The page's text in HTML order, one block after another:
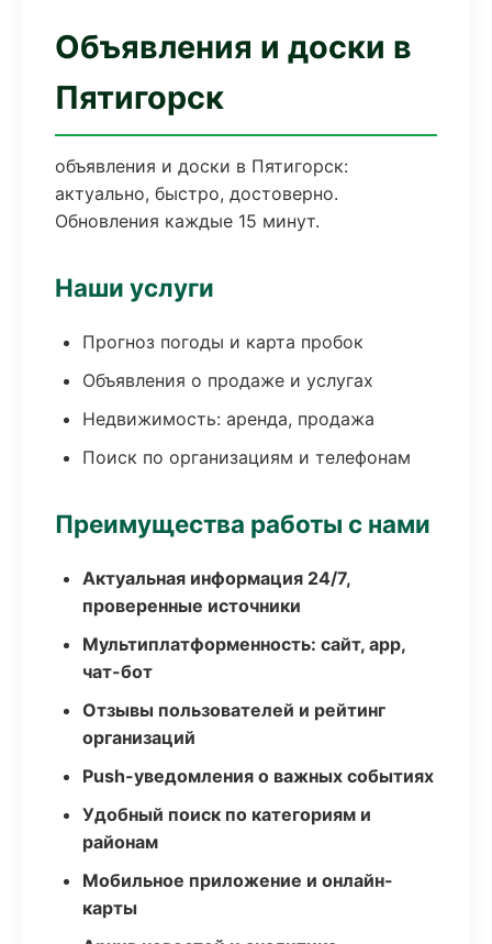
Объявления и доски в
Пятигорск
объявления и доски в Пятигорск:
актуально, быстро, достоверно.
Обновления каждые 15 минут.
Наши услуги
Прогноз погоды и карта пробок
Объявления о продаже и услугах
Недвижимость: аренда, продажа
Поиск по организациям и телефонам
Преимущества работы с нами
Актуальная информация 24/7,
проверенные источники
Мультиплатформенность: сайт, app,
чат-бот
Отзывы пользователей и рейтинг
организаций
Push-уведомления о важных событиях
Удобный поиск по категориям и
районам
Мобильное приложение и онлайн-
карты